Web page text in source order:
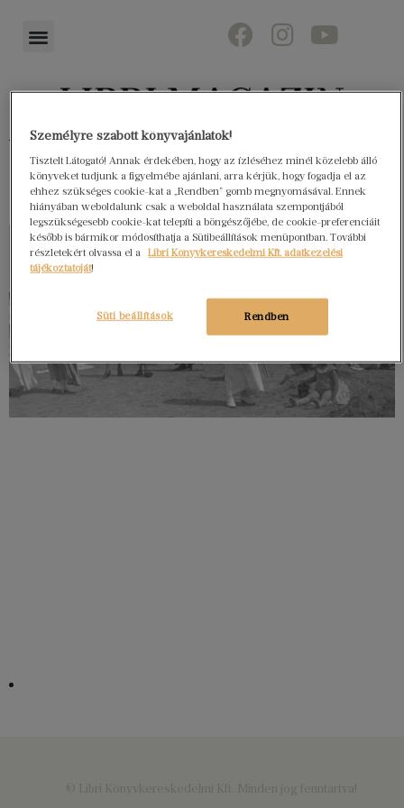
Könyvektől az olvasókig
Személyre szabott könyvajánlatok!
Tisztelt Látogató! Annak érdekében, hogy az ízléséhez minél közelebb álló
könyveket tudjunk a figyelmébe ajánlani, arra kérjük, hogy fogadja el az
ehhez szükséges cookie-kat a „Rendben” gomb megnyomásával. Ennek
hiányában weboldalunk csak a weboldal használata szempontjából
legszükségesebb cookie-kat telepíti a böngészőjébe, de cookie-preferenciáit
később is bármikor módosíthatja a Sütibeállítások menüpontban. További
részletekért olvassa el a
Libri Könyvkereskedelmi Kft. adatkezelési
tájékoztatóját!
Rendben
Süti beállítások